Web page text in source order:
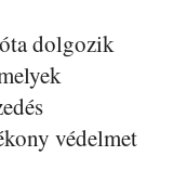
dolgozik
védelmet